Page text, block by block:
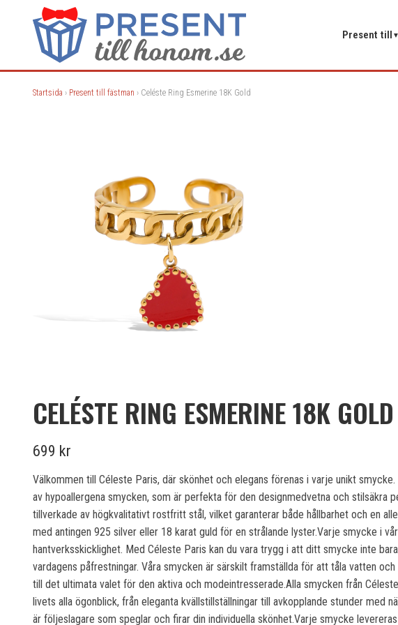
Present till ▼
Startsida › Present till fästman › Celéste Ring Esmerine 18K Gold
CELÉSTE RING ESMERINE 18K GOLD
699 kr
Välkommen till Céleste Paris, där skönhet och elegans förenas i varje unikt
av hypoallergena smycken, som är perfekta för den designmedvetna och stilsäkra
tillverkade av högkvalitativt rostfritt stål, vilket garanterar både hållbarhet och en
med antingen 925 silver eller 18 karat guld för en strålande lyster.Varje smycke i
hantverksskicklighet. Med Céleste Paris kan du vara trygg i att ditt smycke inte
vardagens påfrestningar. Våra smycken är särskilt framställda för att tåla vatten
till det ultimata valet för den aktiva och modeintresserade.Alla smycken från
livets alla ögonblick, från eleganta kvällstillställningar till avkopplande stunder med
är följeslagare som speglar och firar din individuella skönhet.Varje smycke